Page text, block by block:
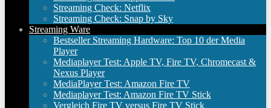
Streaming Check: Netflix
Streaming Check: Snap by Sky
Streaming Ware
Bestseller Streaming Hardware: Top 10 der Media
Player
Mediaplayer Test: Apple TV, Fire TV, Chromecast &
Nexus Player
MediaPlayer Test: Amazon Fire TV
Mediaplayer Test: Amazon Fire TV Stick
Vergleich Fire TV versus Fire TV Stick